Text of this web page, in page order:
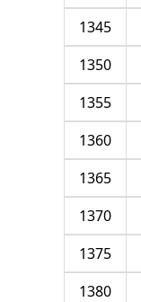
1345
1350
1355
1360
1365
1370
1375
1380